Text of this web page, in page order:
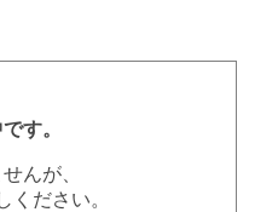
す。
んが、
ください。